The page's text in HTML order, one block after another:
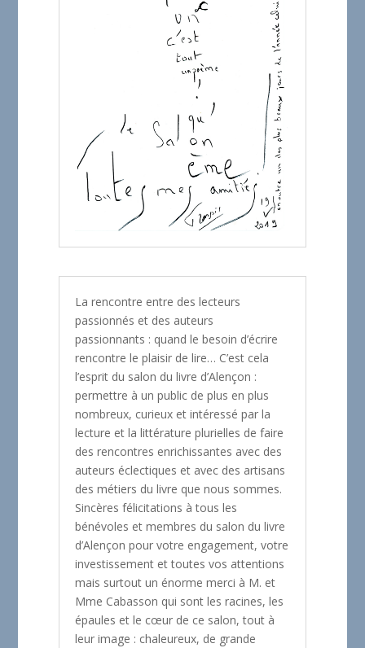
La rencontre entre des lecteurs
passionnés et des auteurs
passionnants : quand le besoin d’écrire
rencontre le plaisir de lire… C’est cela
l’esprit du salon du livre d’Alençon :
permettre à un public de plus en plus
nombreux, curieux et intéressé par la
lecture et la littérature plurielles de faire
des rencontres enrichissantes avec des
auteurs éclectiques et avec des artisans
des métiers du livre que nous sommes.
Sincères félicitations à tous les
bénévoles et membres du salon du livre
d’Alençon pour votre engagement, votre
investissement et toutes vos attentions
mais surtout un énorme merci à M. et
Mme Cabasson qui sont les racines, les
épaules et le cœur de ce salon, tout à
leur image : chaleureux, de grande